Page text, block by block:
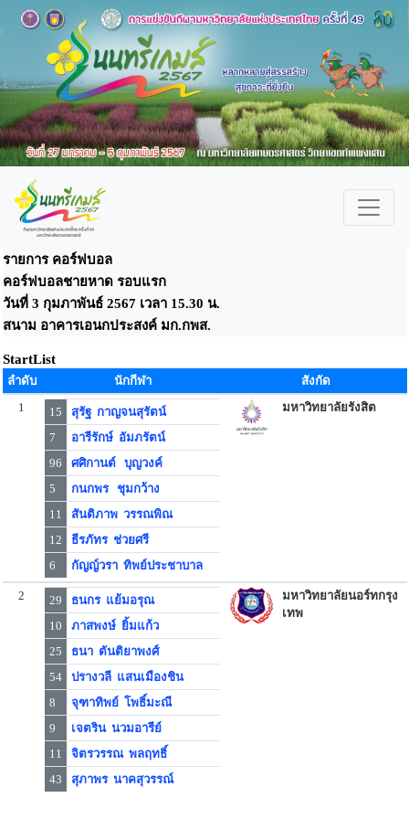
รายการ คอร์ฟบอล
คอร์ฟบอลชายหาด รอบแรก
วันที่ 3 กุมภาพันธ์ 2567 เวลา 15.30 น.
สนาม อาคารเอนกประสงค์ มก.กพส.
StartList
ลำดับ นักกีฬา
สังกัด
1
15
สุรัฐ กาญจนสุรัตน์
7
อารีรักษ์ อัมภรัตน์
96
ศศิกานต์ บุญวงค์
5
กนกพร ชุมกว้าง
11
สันติภาพ วรรณพิณ
12
ธีรภัทร ช่วยศรี
6
กัญญ์วรา ทิพย์ประชาบาล
มหาวิทยาลัยรังสิต
2 29
ธนกร แย้มอรุณ
10
ภาสพงษ์ ยิ้มแก้ว
25
ธนา ตันติยาพงศ์
54
ปรางวลี แสนเมืองชิน
8
จุฑาทิพย์ โพธิ์มะณี
9
เจตริน นวมอารีย์
11
จิตรวรรณ พลฤทธิ์
43
สุภาพร นาคสุวรรณ์
มหาวิทยาลัยนอร์ทกรุง
เทพ